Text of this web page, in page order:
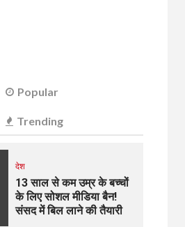
Popular
Trending
देश
13 साल से कम उम्र के बच्चों
के लिए सोशल मीडिया बैन!
संसद में बिल लाने की तैयारी